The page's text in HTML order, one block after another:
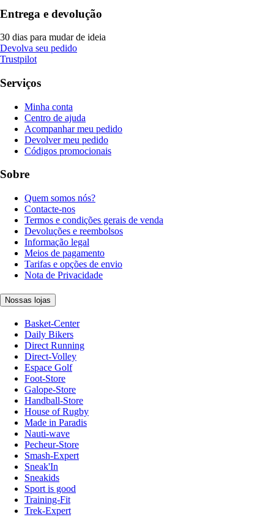
Entrega e devolução
30 dias para mudar de ideia
Devolva seu pedido
Trustpilot
Serviços
Minha conta
Centro de ajuda
Acompanhar meu pedido
Devolver meu pedido
Códigos promocionais
Sobre
Quem somos nós?
Contacte-nos
Termos e condições gerais de venda
Devoluções e reembolsos
Informação legal
Meios de pagamento
Tarifas e opções de envio
Nota de Privacidade
Nossas lojas
Basket-Center
Daily Bikers
Direct Running
Direct-Volley
Espace Golf
Foot-Store
Galope-Store
Handball-Store
House of Rugby
Made in Paradis
Nauti-wave
Pecheur-Store
Smash-Expert
Sneak'In
Sneakids
Sport is good
Training-Fit
Trek-Expert